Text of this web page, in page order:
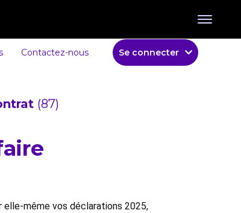
Contactez-nous Se connecter
(87)
elle-même vos déclarations 2025,